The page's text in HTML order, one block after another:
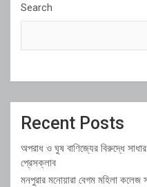
Search
Recent Posts
অপরাধ ও ঘুষ বাণিজ্যের বিরুদ্ধে
প্রেসক্লাব
মনপুরার মনোয়ারা বেগম মহিলা কলেজ